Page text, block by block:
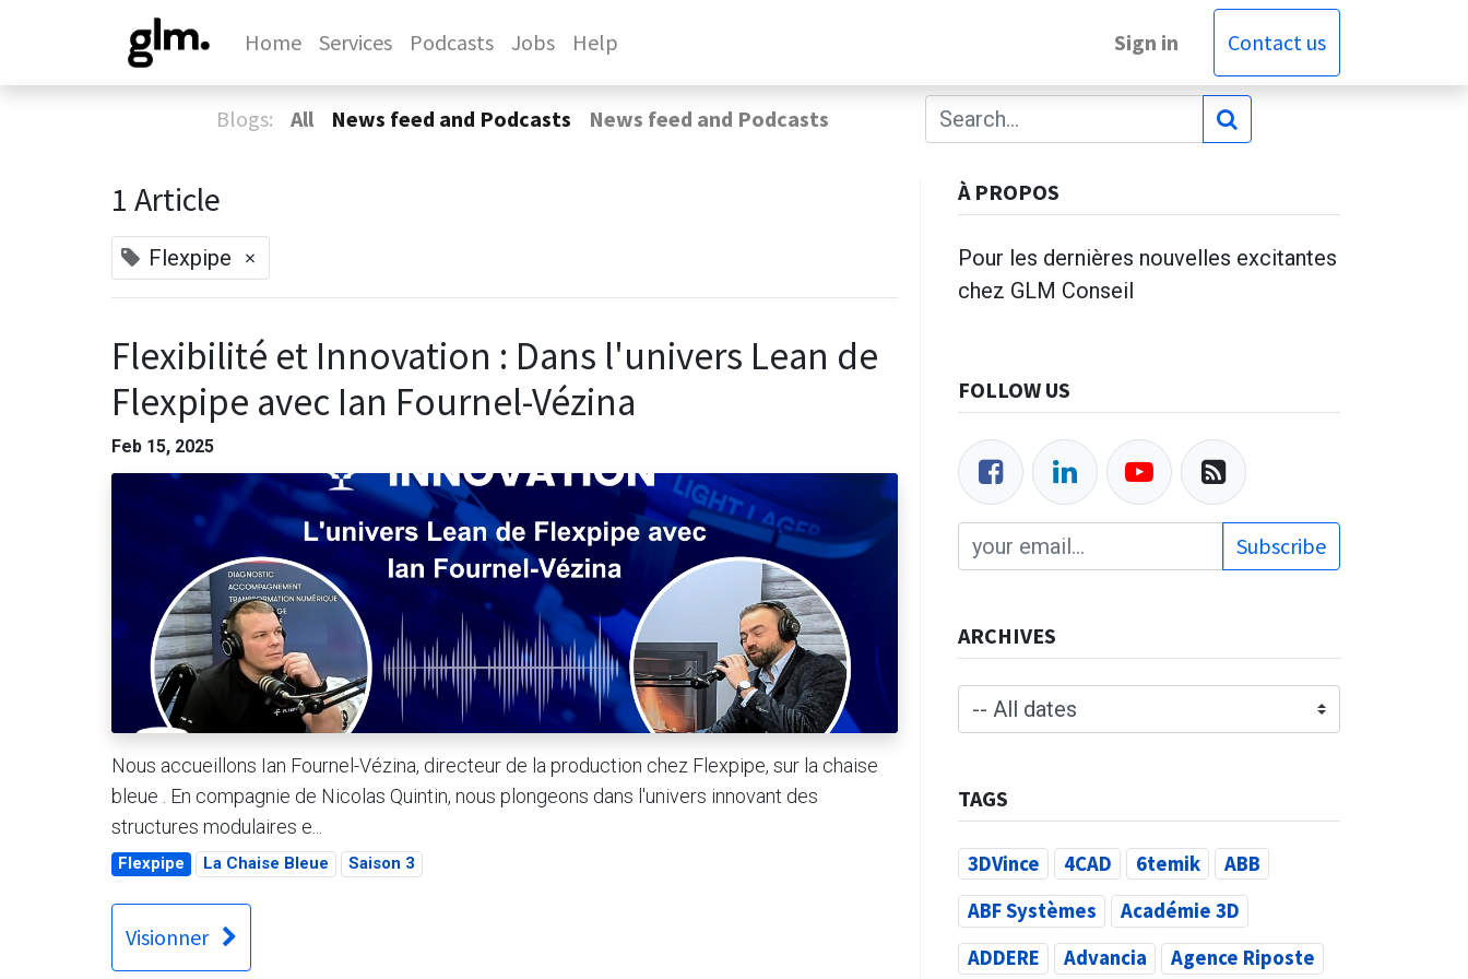
Home Services Podcasts Jobs Help Sign in Contact us
Blogs: All News feed and Podcasts News feed and Podcasts
1 Article
Flexpipe ×
Flexibilité et Innovation : Dans l'univers Lean de
Flexpipe avec Ian Fournel-Vézina
Feb 15, 2025
Nous accueillons Ian Fournel-Vézina, directeur de la production chez Flexpipe, sur la chaise
bleue . En compagnie de Nicolas Quintin, nous plongeons dans l'univers innovant des
structures modulaires e...
Flexpipe La Chaise Bleue Saison 3
Visionner
À PROPOS
Pour les dernières nouvelles excitantes
chez GLM Conseil
FOLLOW US
Subscribe
ARCHIVES
TAGS
3DVince 4CAD 6temik
ABB
ABF Systèmes
Académie 3D
ADDERE
Advancia Agence Riposte